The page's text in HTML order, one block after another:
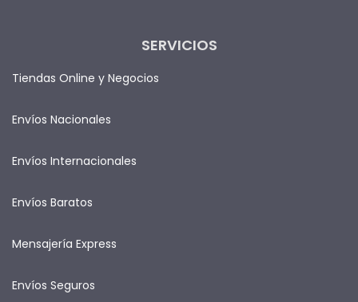
SERVICIOS
Tiendas Online y Negocios
Envíos Nacionales
Envíos Internacionales
Envíos Baratos
Mensajería Express
Envíos Seguros